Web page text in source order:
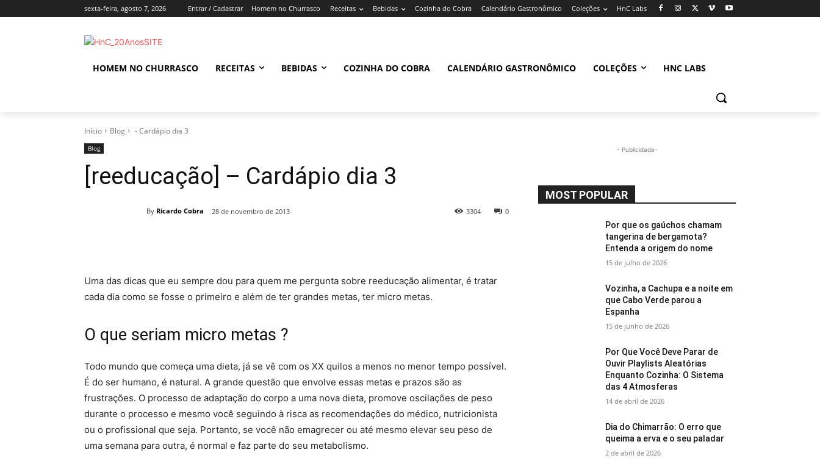
sexta-feira, agosto 7, 2026 Entrar / Cadastrar Homem no Churrasco Receitas Bebidas Cozinha do Cobra Calendário Gastronômico Coleções HnC Labs
HOMEM NO CHURRASCO RECEITAS BEBIDAS COZINHA DO COBRA CALENDÁRIO GASTRONÔMICO COLEÇÕES HNC LABS
Início Blog - Cardápio dia 3
Blog
[reeducação] – Cardápio dia 3
By Ricardo Cobra 28 de novembro de 2013 0
3304
Uma das dicas que eu sempre dou para quem me pergunta sobre reeducação alimentar, é tratar
cada dia como se fosse o primeiro e além de ter grandes metas, ter micro metas.
O que seriam micro metas ?
Todo mundo que começa uma dieta, já se vê com os XX quilos a menos no menor tempo possível.
É do ser humano, é natural. A grande questão que envolve essas metas e prazos são as
frustrações. O processo de adaptação do corpo a uma nova dieta, promove oscilações de peso
durante o processo e mesmo você seguindo à risca as recomendações do médico, nutricionista
ou o profissional que seja. Portanto, se você não emagrecer ou até mesmo elevar seu peso de
uma semana para outra, é normal e faz parte do seu metabolismo.
- Publicidade-
MOST POPULAR
Por que os gaúchos chamam
tangerina de bergamota?
Entenda a origem do nome
15 de julho de 2026
Vozinha, a Cachupa e a noite em
que Cabo Verde parou a
Espanha
15 de junho de 2026
Por Que Você Deve Parar de
Ouvir Playlists Aleatórias
Enquanto Cozinha: O Sistema
das 4 Atmosferas
14 de abril de 2026
Dia do Chimarrão: O erro que
queima a erva e o seu paladar
2 de abril de 2026